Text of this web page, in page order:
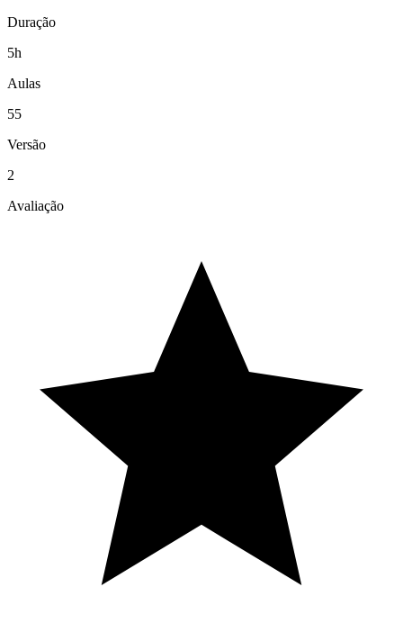
Duração
5h
Aulas
55
Versão
2
Avaliação